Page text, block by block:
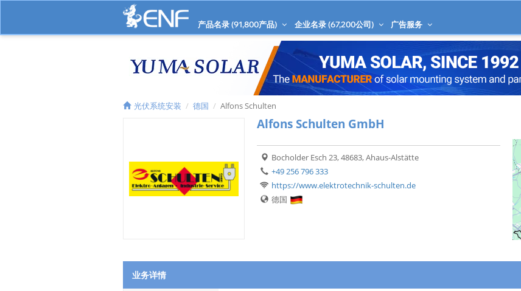
产品名录 (91,800产品) 企业名录 (67,200公司) 广告服务
光伏系统安装 德国 Alfons Schulten
Alfons Schulten GmbH
Bocholder Esch 23, 48683, Ahaus-Alstätte
+49 256 796 333
https://www.elektrotechnik-schulten.de
德国
业务详情